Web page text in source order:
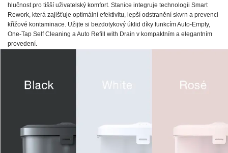
hlučnost pro tišší uživatelský komfort. Stanice integruje technologii Smart
Rework, která zajišťuje optimální efektivitu, lepší odstranění skvrn a prevenci
křížové kontaminace. Užijte si bezdotykový úklid díky funkcím Auto-Empty,
One-Tap Self Cleaning a Auto Refill with Drain v kompaktním a elegantním
provedení.